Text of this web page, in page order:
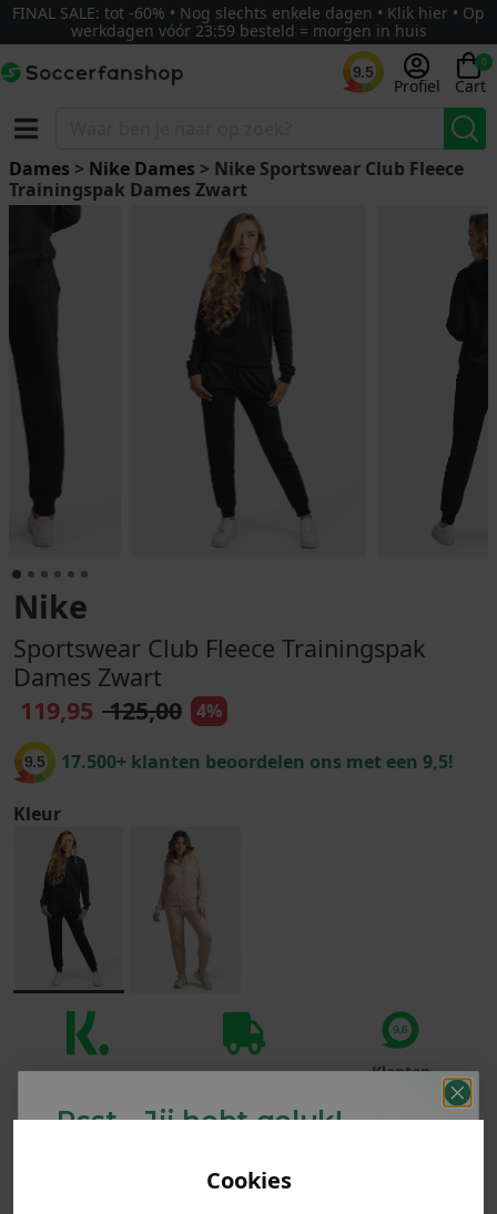
Cookies
FINAL SALE: tot -60% • Nog slechts enkele dagen • Klik hier • Op
werkdagen vóór 23:59 besteld = morgen in huis
9.5
Profiel
0
Cart
Dames > Nike Dames > Nike Sportswear Club Fleece
Trainingspak Dames Zwart
Nike
Sportswear Club Fleece Trainingspak
Dames Zwart
119,95 125,00 4%
9.5 17.500+ klanten beoordelen ons met een 9,5!
Kleur
Betaal achteraf
Voor 23:59 besteld
Klanten
beoordelen ons
met een 9,6!
PRODUCTINFORMATIE
Psst... Jij hebt geluk!
Welke mystery
krijg jij? (Tot-30%